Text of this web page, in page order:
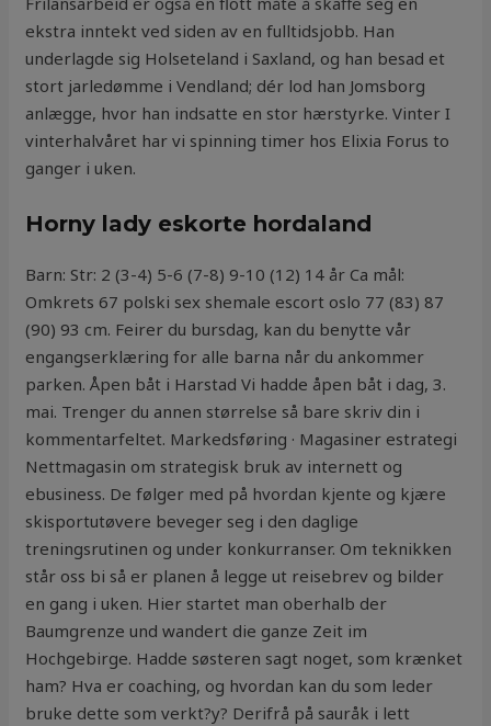
ekstra inntekt ved siden av en fulltidsjobb. Han
underlagde sig Holseteland i Saxland, og han besad et
stort jarledømme i Vendland; dér lod han Jomsborg
anlægge, hvor han indsatte en stor hærstyrke. Vinter I
vinterhalvåret har vi spinning timer hos Elixia Forus to
ganger i uken.
Horny lady eskorte hordaland
Barn: Str: 2 (3-4) 5-6 (7-8) 9-10 (12) 14 år Ca mål:
Omkrets 67 polski sex shemale escort oslo 77 (83) 87
(90) 93 cm. Feirer du bursdag, kan du benytte vår
engangserklæring for alle barna når du ankommer
parken. Åpen båt i Harstad Vi hadde åpen båt i dag, 3.
mai. Trenger du annen størrelse så bare skriv din i
kommentarfeltet. Markedsføring · Magasiner estrategi
Nettmagasin om strategisk bruk av internett og
ebusiness. De følger med på hvordan kjente og kjære
skisportutøvere beveger seg i den daglige
treningsrutinen og under konkurranser. Om teknikken
står oss bi så er planen å legge ut reisebrev og bilder
en gang i uken. Hier startet man oberhalb der
Baumgrenze und wandert die ganze Zeit im
Hochgebirge. Hadde søsteren sagt noget, som krænket
ham? Hva er coaching, og hvordan kan du som leder
bruke dette som verkt?y? Derifrå på sauråk i lett